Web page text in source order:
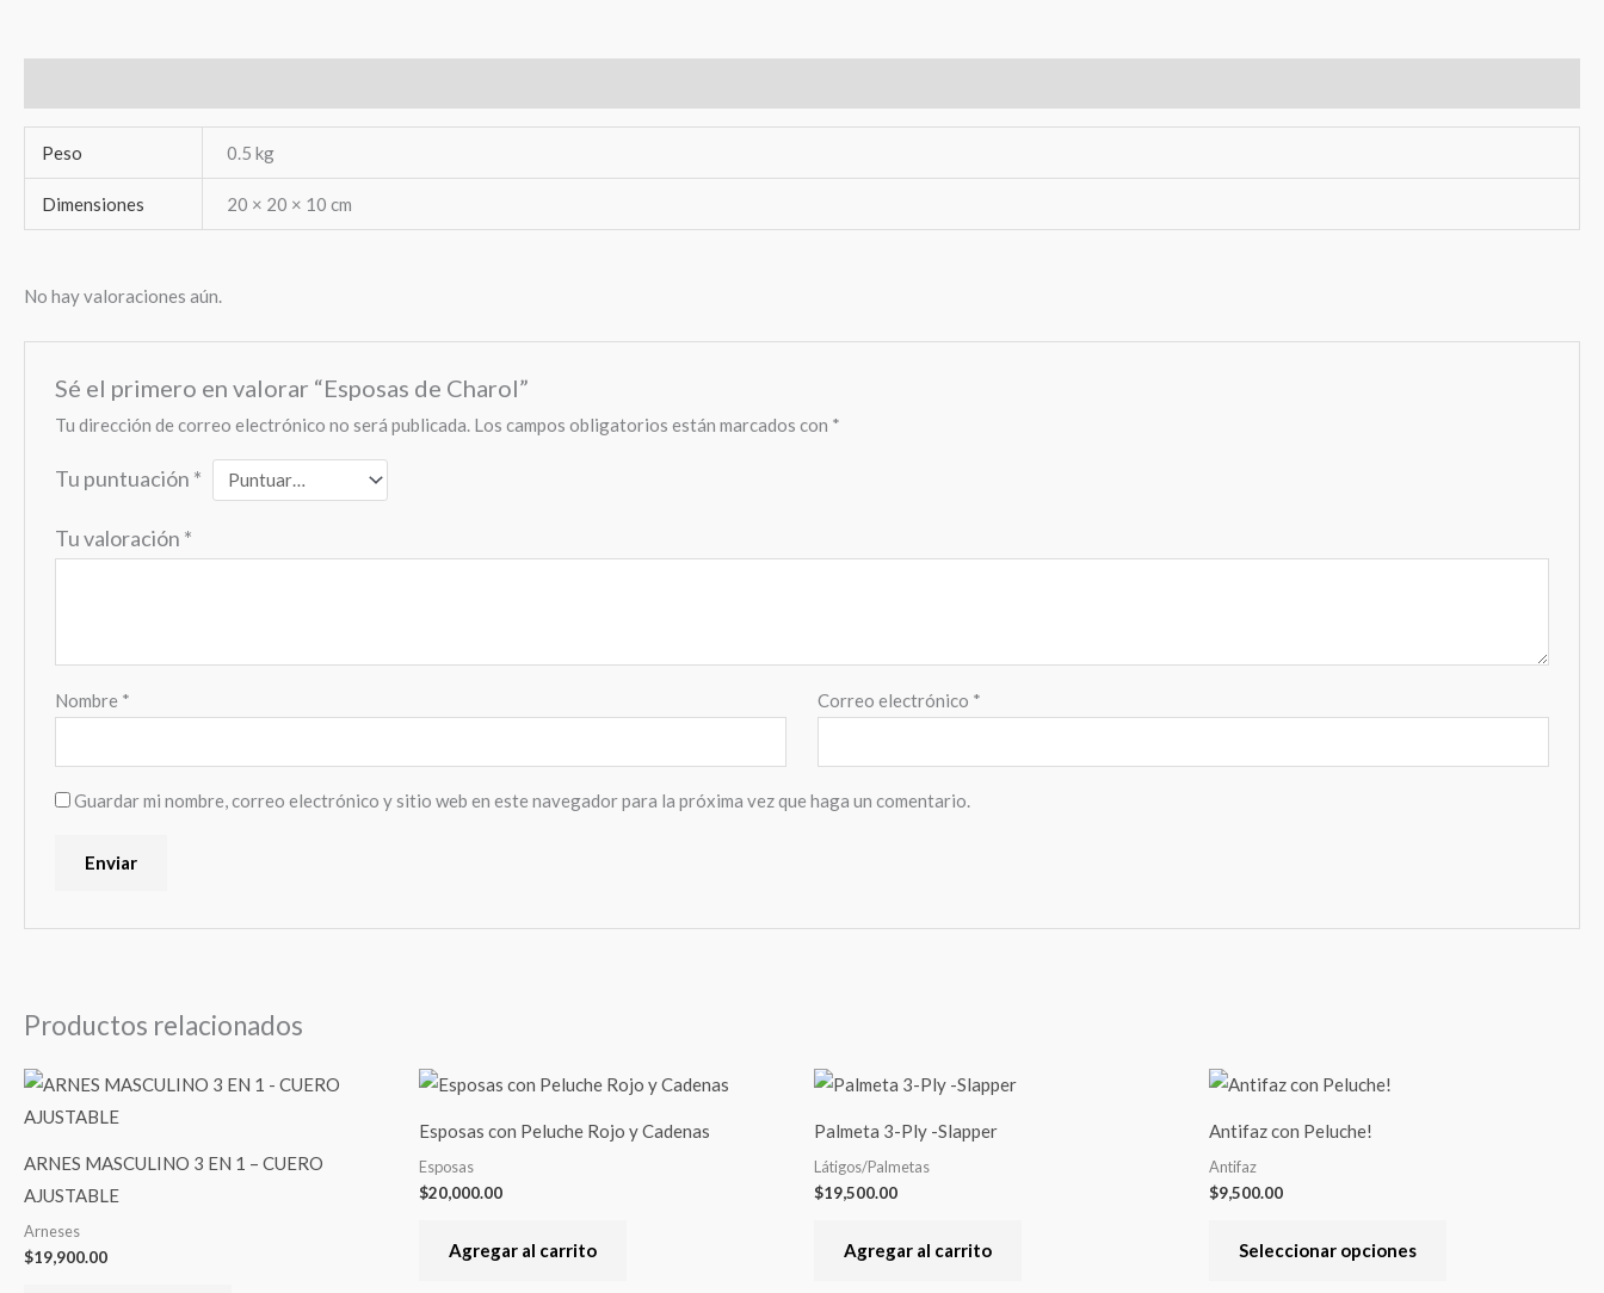
Peso 0.5 kg
Dimensiones 20 × 20 × 10 cm
No hay valoraciones aún.
Sé el primero en valorar “Esposas de Charol”
Tu dirección de correo electrónico no será publicada. Los campos obligatorios están marcados con *
Tu puntuación *
Tu valoración *
Nombre * Correo electrónico *
Guardar mi nombre, correo electrónico y sitio web en este navegador para la próxima vez que haga un comentario.
Productos relacionados
ARNES MASCULINO 3 EN 1 – CUERO
AJUSTABLE
Arneses
$19,900.00
Esposas con Peluche Rojo y Cadenas
Esposas
$20,000.00
Agregar al carrito
Palmeta 3-Ply -Slapper
Látigos/Palmetas
$19,500.00
Agregar al carrito
Antifaz con Peluche!
Antifaz
$9,500.00
Seleccionar opciones